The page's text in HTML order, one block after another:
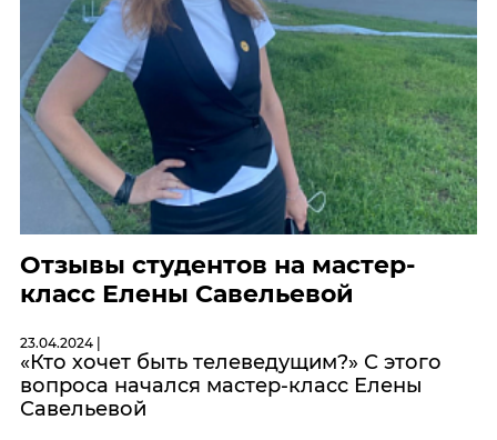
Отзывы студентов на мастер-
класс Елены Савельевой
23.04.2024 |
«Кто хочет быть телеведущим?» С этого
вопроса начался мастер-класс Елены
Савельевой